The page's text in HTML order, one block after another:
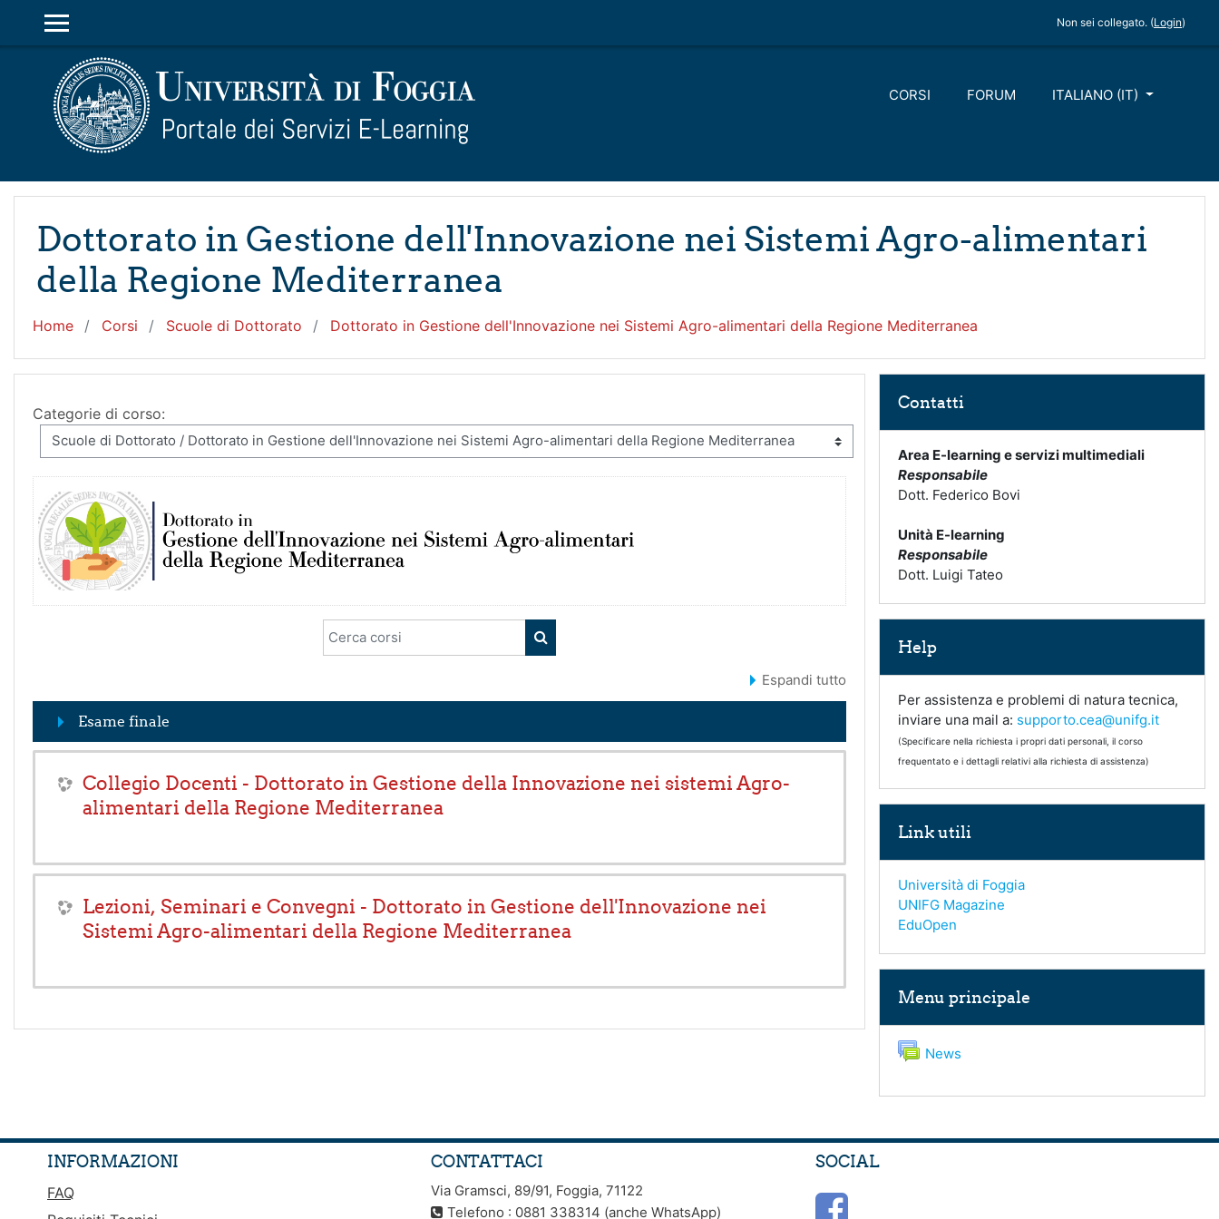
PANNELLO LATERALE
Non sei collegato. (Login)
CORSI FORUM ITALIANO ‎(IT)‎
Dottorato in Gestione dell'Innovazione nei Sistemi Agro-alimentari
della Regione Mediterranea
Home Corsi Scuole di Dottorato Dottorato in Gestione dell'Innovazione nei Sistemi Agro-alimentari della Regione Mediterranea
Categorie di corso:
Cerca corsi
CERCA CORSI
Espandi tutto
Esame finale
Collegio Docenti - Dottorato in Gestione della Innovazione nei sistemi Agro-
alimentari della Regione Mediterranea
Lezioni, Seminari e Convegni - Dottorato in Gestione dell'Innovazione nei
Sistemi Agro-alimentari della Regione Mediterranea
Contatti
Area E-learning e servizi multimediali
Responsabile
Dott. Federico Bovi
Unità E-learning
Responsabile
Dott. Luigi Tateo
Help
Per assistenza e problemi di natura tecnica,
inviare una mail a: supporto.cea@unifg.it
(Specificare nella richiesta i propri dati personali, il corso
frequentato e i dettagli relativi alla richiesta di assistenza)
Link utili
Università di Foggia
UNIFG Magazine
EduOpen
Menu principale
News
INFORMAZIONI
FAQ
CONTATTACI
Via Gramsci, 89/91, Foggia, 71122
Telefono : 0881 338314 (anche WhatsApp)
SOCIAL